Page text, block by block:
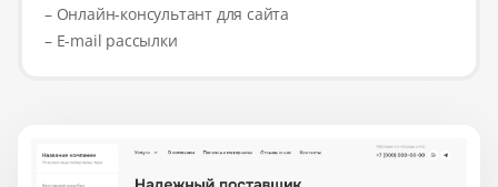
– Онлайн-консультант для сайта
– E-mail рассылки